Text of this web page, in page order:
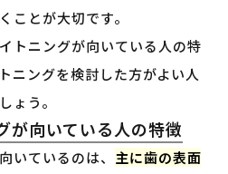
ことが大切です。
トニングが向いている人の特
ニングを検討した方がよい人
ょう。
が向いている人の特徴
いているのは、 主に歯の表面